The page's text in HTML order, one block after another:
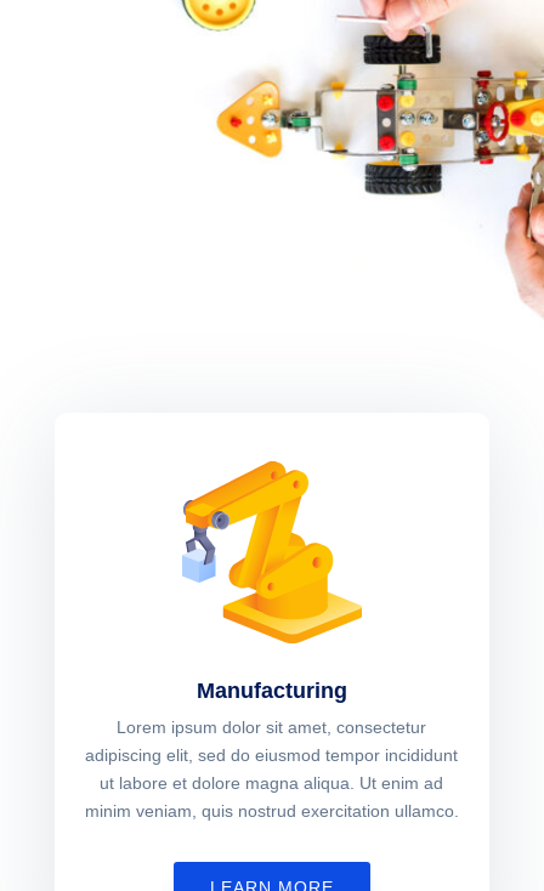
Manufacturing
Lorem ipsum dolor sit amet, consectetur
adipiscing elit, sed do eiusmod tempor incididunt
ut labore et dolore magna aliqua. Ut enim ad
minim veniam, quis nostrud exercitation ullamco.